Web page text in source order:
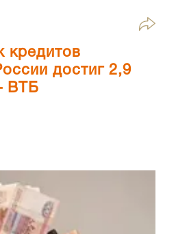
кредитов
достиг 2,9
ВТБ